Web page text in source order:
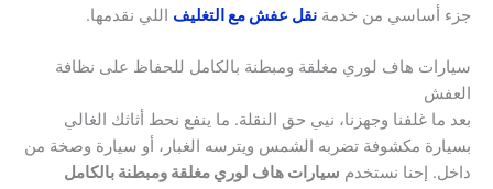
جزء أساسي من خدمة نقل عفش مع التغليف اللي نقدمها.
سيارات هاف لوري مغلقة ومبطنة بالكامل للحفاظ على نظافة
العفش
بعد ما غلفنا وجهزنا، نيي حق النقلة. ما ينفع نحط أثاثك الغالي
بسيارة مكشوفة تضربه الشمس ويترسه الغبار، أو سيارة وصخة من
داخل. إحنا نستخدم سيارات هاف لوري مغلقة ومبطنة بالكامل